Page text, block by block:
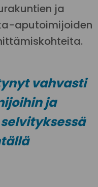
ja
aputoimijoiden
vahvasti
ja